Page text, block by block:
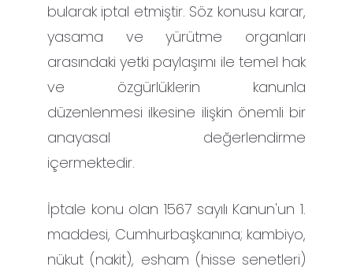
bularak iptal etmiştir. Söz konusu karar,
yasama ve yürütme organları
arasındaki yetki paylaşımı ile temel hak
ve özgürlüklerin kanunla
düzenlenmesi ilkesine ilişkin önemli bir
anayasal değerlendirme
içermektedir.
İptale konu olan 1567 sayılı Kanun'un 1.
maddesi, Cumhurbaşkanına; kambiyo,
nükut (nakit), esham (hisse senetleri)